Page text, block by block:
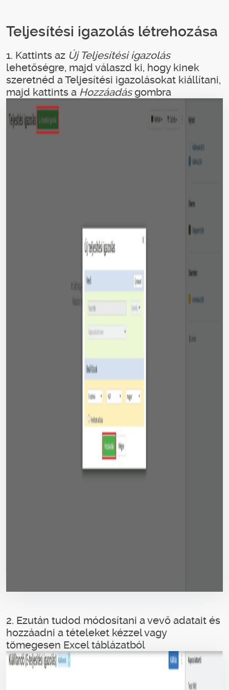
Teljesítési igazolás létrehozása
1. Kattints az Új Teljesítési igazolás
lehetőségre, majd válaszd ki, hogy kinek
szeretnéd a Teljesítési igazolásokat kiállítani,
majd kattints a Hozzáadásgombra
2. Ezután tudod módosítani a vevő adatait és
hozzáadni a tételeket kézzel vagy
tömegesen Excel táblázatból